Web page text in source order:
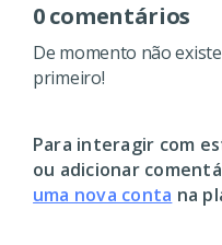
0 comentários
De momento não
primeiro!
Para interagir com
ou adicionar
uma nova conta na